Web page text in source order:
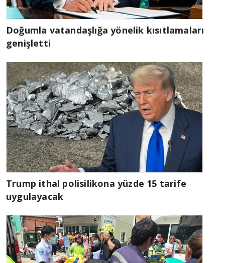
Doğumla vatandaşlığa yönelik kısıtlamaları
genişletti
Trump ithal polisilikona yüzde 15 tarife
uygulayacak